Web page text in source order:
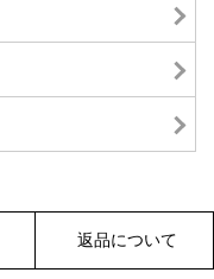
返品について